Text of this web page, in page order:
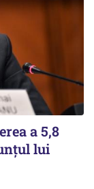
a 5,8
lui